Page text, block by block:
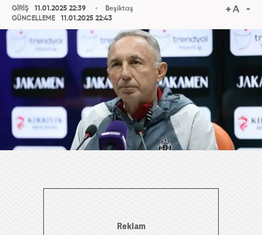
GİRİŞ
11.01.2025 22:39
GÜNCELLEME
11.01.2025 22:43
Beşiktaş